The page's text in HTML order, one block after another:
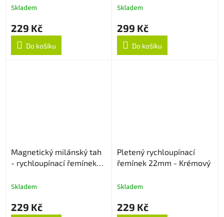
Skladem
229 Kč
Do košíku
Skladem
299 Kč
Do košíku
Magnetický milánský tah
- rychloupínací řemínek
Skladem
229 Kč
Pletený rychloupínací
řemínek 22mm - Krémový
Skladem
229 Kč